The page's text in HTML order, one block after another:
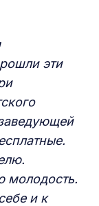
эти
молодость.
и к